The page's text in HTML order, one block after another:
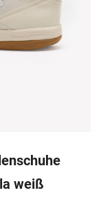
weiß